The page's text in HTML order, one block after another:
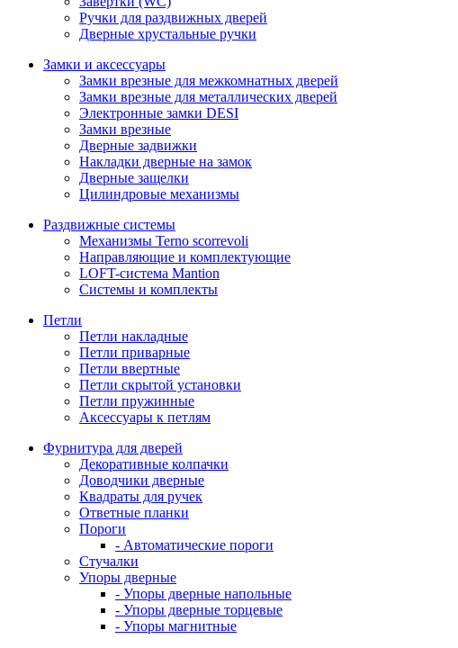
Ручки для раздвижных дверей
Дверные хрустальные ручки
Замки и аксессуары
Замки врезные для межкомнатных дверей
Замки врезные для металлических дверей
Электронные замки DESI
Замки врезные
Дверные задвижки
Накладки дверные на замок
Дверные защелки
Цилиндровые механизмы
Раздвижные системы
Механизмы Terno scorrevoli
Направляющие и комплектующие
LOFT-cистема Mantion
Системы и комплекты
Петли
Петли накладные
Петли приварные
Петли ввертные
Петли скрытой установки
Петли пружинные
Аксессуары к петлям
Фурнитура для дверей
Декоративные колпачки
Доводчики дверные
Квадраты для ручек
Ответные планки
Пороги
- Автоматические пороги
Стучалки
Упоры дверные
- Упоры дверные напольные
- Упоры дверные торцевые
- Упоры магнитные